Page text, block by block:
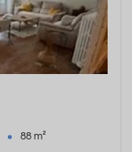
88 m²